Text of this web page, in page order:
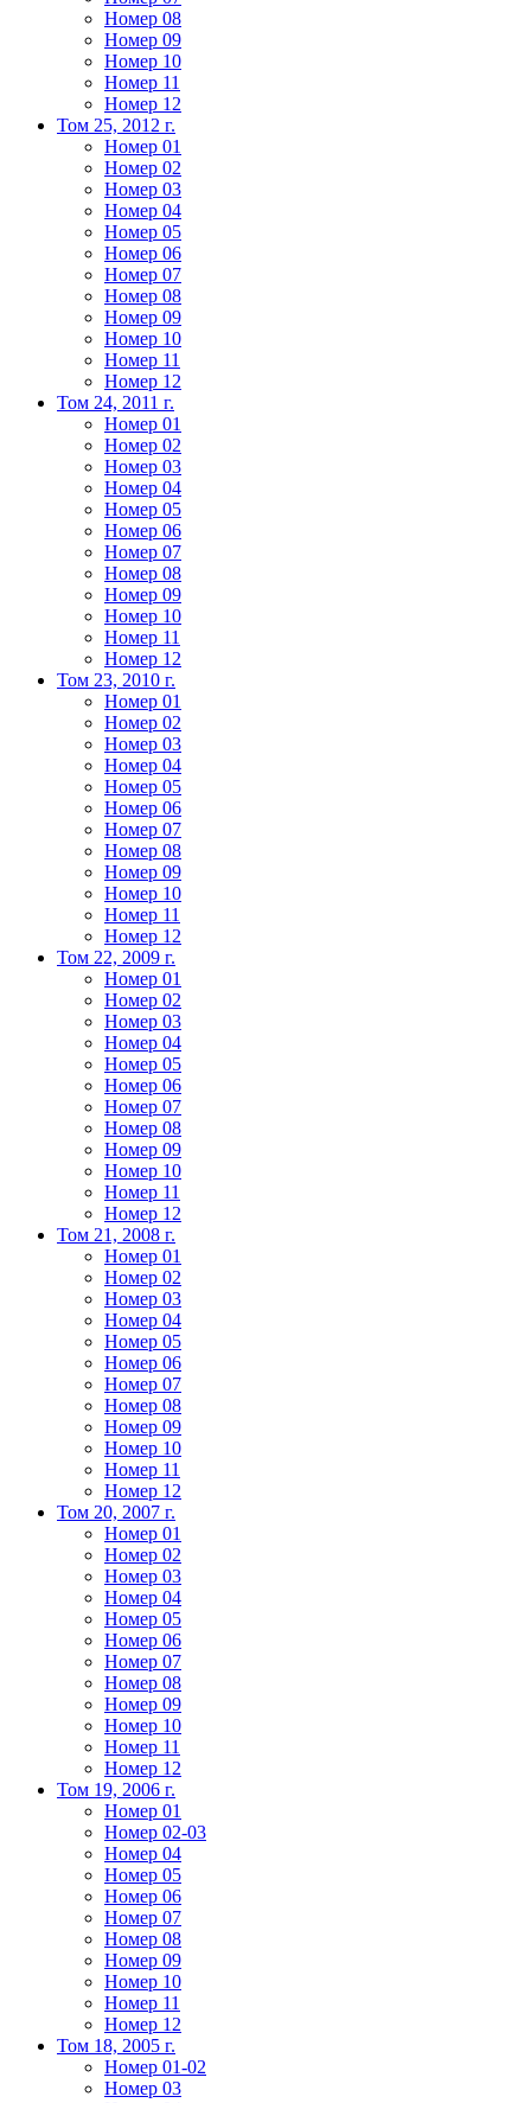
Номер 08
Номер 09
Номер 10
Номер 11
Номер 12
Том 25, 2012 г.
Номер 01
Номер 02
Номер 03
Номер 04
Номер 05
Номер 06
Номер 07
Номер 08
Номер 09
Номер 10
Номер 11
Номер 12
Том 24, 2011 г.
Номер 01
Номер 02
Номер 03
Номер 04
Номер 05
Номер 06
Номер 07
Номер 08
Номер 09
Номер 10
Номер 11
Номер 12
Том 23, 2010 г.
Номер 01
Номер 02
Номер 03
Номер 04
Номер 05
Номер 06
Номер 07
Номер 08
Номер 09
Номер 10
Номер 11
Номер 12
Том 22, 2009 г.
Номер 01
Номер 02
Номер 03
Номер 04
Номер 05
Номер 06
Номер 07
Номер 08
Номер 09
Номер 10
Номер 11
Номер 12
Том 21, 2008 г.
Номер 01
Номер 02
Номер 03
Номер 04
Номер 05
Номер 06
Номер 07
Номер 08
Номер 09
Номер 10
Номер 11
Номер 12
Том 20, 2007 г.
Номер 01
Номер 02
Номер 03
Номер 04
Номер 05
Номер 06
Номер 07
Номер 08
Номер 09
Номер 10
Номер 11
Номер 12
Том 19, 2006 г.
Номер 01
Номер 02-03
Номер 04
Номер 05
Номер 06
Номер 07
Номер 08
Номер 09
Номер 10
Номер 11
Номер 12
Том 18, 2005 г.
Номер 01-02
Номер 03